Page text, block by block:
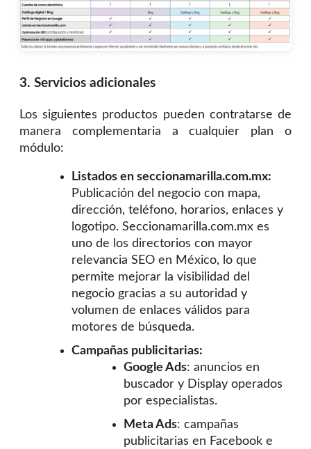
3. Servicios adicionales
Los siguientes productos pueden contratarse de
manera complementaria a cualquier plan o
módulo:
Listados en seccionamarilla.com.mx:
Publicación del negocio con mapa,
dirección, teléfono, horarios, enlaces y
logotipo. Seccionamarilla.com.mx es
uno de los directorios con mayor
relevancia SEO en México, lo que
permite mejorar la visibilidad del
negocio gracias a su autoridad y
volumen de enlaces válidos para
motores de búsqueda.
Campañas publicitarias:
Google Ads: anuncios en
buscador y Display operados
por especialistas.
Meta Ads: campañas
publicitarias en Facebook e